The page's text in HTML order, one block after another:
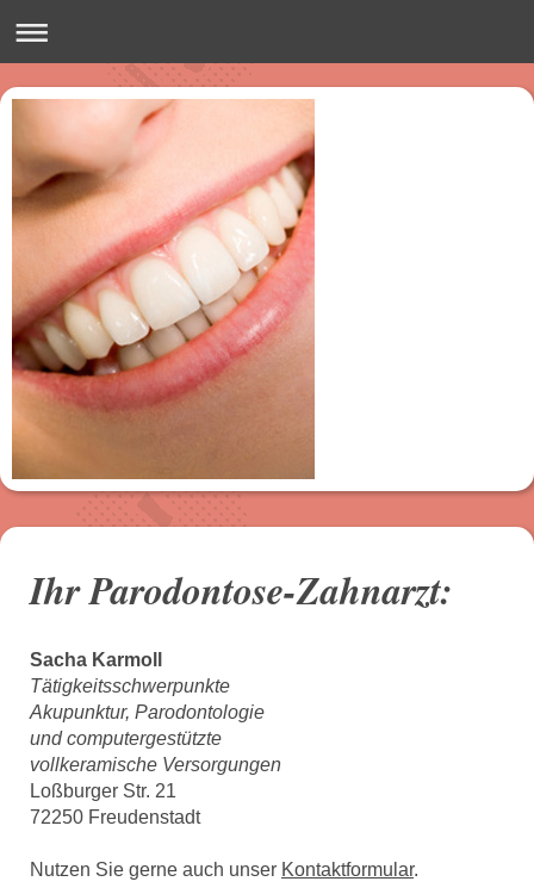
Ihr Parodontose-Zahnarzt:
Sacha Karmoll
Tätigkeitsschwerpunkte
Akupunktur, Parodontologie
und computergestützte
vollkeramische Versorgungen
Loßburger Str. 21
72250 Freudenstadt
Nutzen Sie gerne auch unser Kontaktformular.